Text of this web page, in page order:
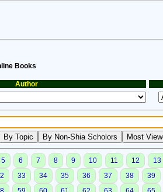
Books
Author
5 6 7 8 9 10 11 12
13
33 34 35 36 37 38
39